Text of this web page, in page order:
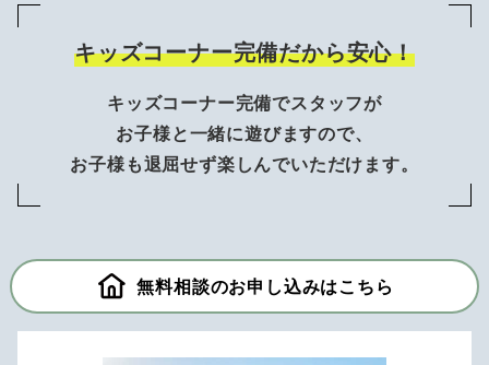
キッズコーナー完備だから安心！
キッズコーナー完備でスタッフが
お子様と一緒に遊びますので、
お子様も退屈せず楽しんでいただけます。
無料相談のお申し込みはこちら